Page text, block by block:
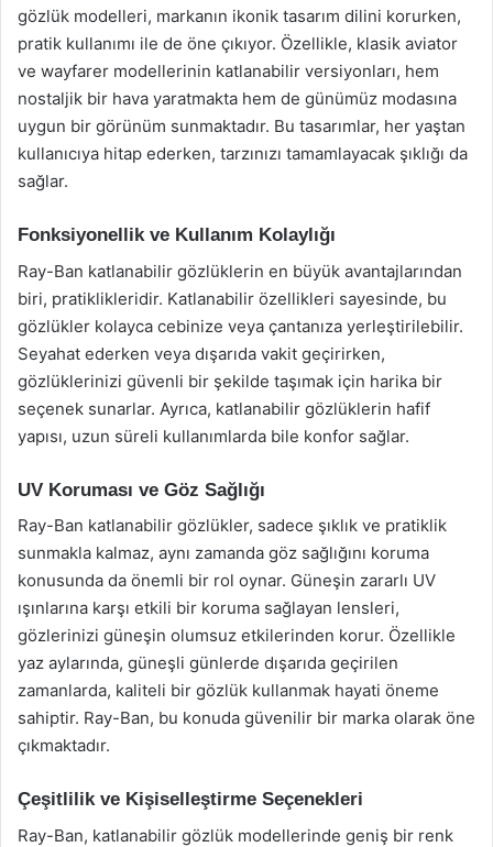
gözlük modelleri, markanın ikonik tasarım dilini korurken,
pratik kullanımı ile de öne çıkıyor. Özellikle, klasik aviator
ve wayfarer modellerinin katlanabilir versiyonları, hem
nostaljik bir hava yaratmakta hem de günümüz modasına
uygun bir görünüm sunmaktadır. Bu tasarımlar, her yaştan
kullanıcıya hitap ederken, tarzınızı tamamlayacak şıklığı da
sağlar.
Fonksiyonellik ve Kullanım Kolaylığı
Ray-Ban katlanabilir gözlüklerin en büyük avantajlarından
biri, pratiklikleridir. Katlanabilir özellikleri sayesinde, bu
gözlükler kolayca cebinize veya çantanıza yerleştirilebilir.
Seyahat ederken veya dışarıda vakit geçirirken,
gözlüklerinizi güvenli bir şekilde taşımak için harika bir
seçenek sunarlar. Ayrıca, katlanabilir gözlüklerin hafif
yapısı, uzun süreli kullanımlarda bile konfor sağlar.
UV Koruması ve Göz Sağlığı
Ray-Ban katlanabilir gözlükler, sadece şıklık ve pratiklik
sunmakla kalmaz, aynı zamanda göz sağlığını koruma
konusunda da önemli bir rol oynar. Güneşin zararlı UV
ışınlarına karşı etkili bir koruma sağlayan lensleri,
gözlerinizi güneşin olumsuz etkilerinden korur. Özellikle
yaz aylarında, güneşli günlerde dışarıda geçirilen
zamanlarda, kaliteli bir gözlük kullanmak hayati öneme
sahiptir. Ray-Ban, bu konuda güvenilir bir marka olarak öne
çıkmaktadır.
Çeşitlilik ve Kişiselleştirme Seçenekleri
Ray-Ban, katlanabilir gözlük modellerinde geniş bir renk